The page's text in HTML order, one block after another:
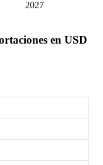
2027
en USD